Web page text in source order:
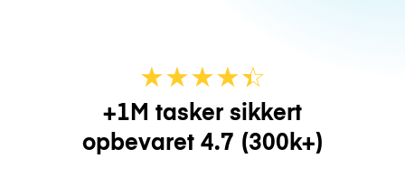
★★★★☆
★
+1M tasker sikkert
opbevaret 4.7 (300k+)